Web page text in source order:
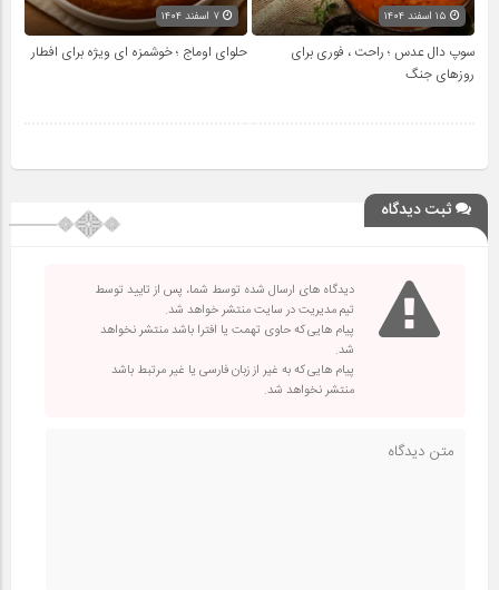
سوپ دال عدس ؛ راحت ، فوری برای
روزهای جنگ
حلوای اوماج ؛ خوشمزه ای ویژه برای افطار
ثبت دیدگاه
دیدگاه های ارسال شده توسط شما، پس از تایید توسط
تیم مدیریت در سایت منتشر خواهد شد.
پیام هایی که حاوی تهمت یا افترا باشد منتشر نخواهد
شد.
پیام هایی که به غیر از زبان فارسی یا غیر مرتبط باشد
منتشر نخواهد شد.